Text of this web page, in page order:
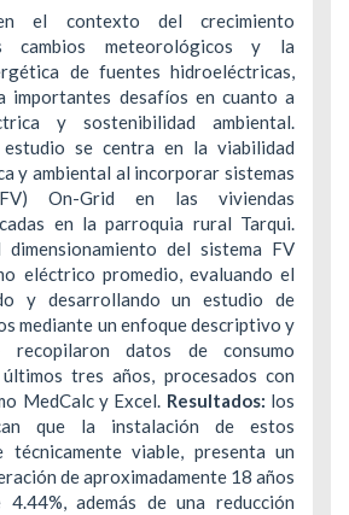
el contexto del crecimiento
cambios meteorológicos y la
de fuentes hidroeléctricas,
importantes desafíos en cuanto a
y sostenibilidad ambiental.
se centra en la viabilidad
y ambiental al incorporar sistemas
On-Grid en las viviendas
en la parroquia rural Tarqui.
dimensionamiento del sistema FV
eléctrico promedio, evaluando el
y desarrollando un estudio de
mediante un enfoque descriptivo y
recopilaron datos de consumo
tres años, procesados con
MedCalc y Excel. Resultados: los
que la instalación de estos
técnicamente viable, presenta un
de aproximadamente 18 años
además de una reducción